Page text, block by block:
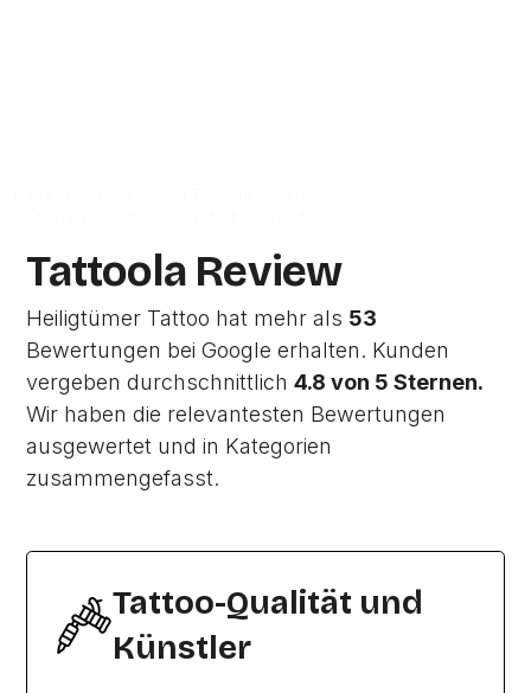
Tattoola Review
Heiligtümer Tattoo hat mehr als 53
Bewertungen bei Google erhalten. Kunden
vergeben durchschnittlich4.8 von 5 Sternen.
Wir haben die relevantesten Bewertungen
ausgewertet und in Kategorien
zusammengefasst.
Tattoo-Qualität und
Künstler